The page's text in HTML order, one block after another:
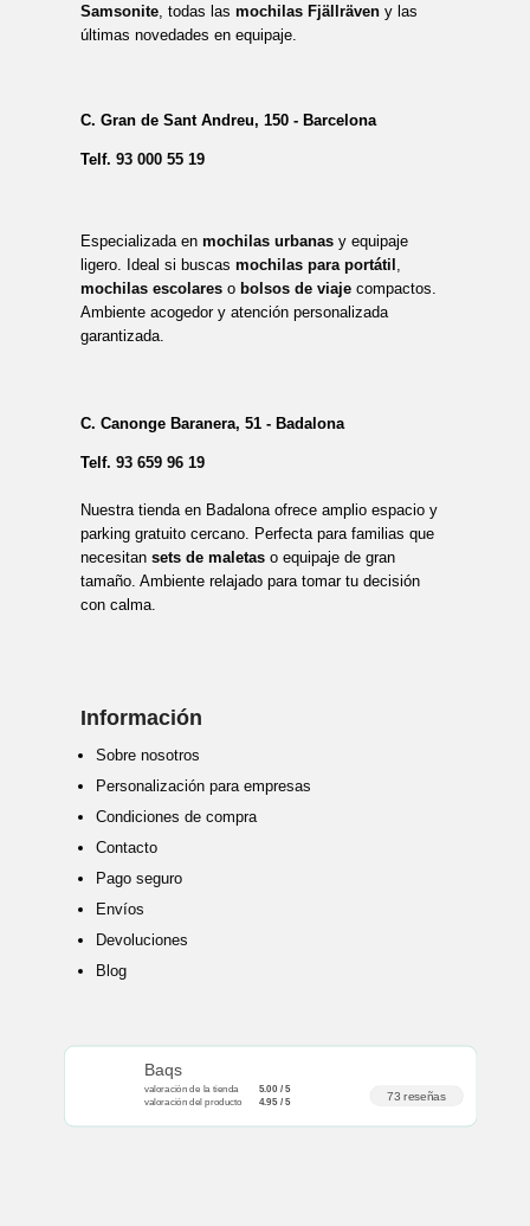
Samsonite, todas las mochilas Fjällräveny las
últimas novedades en equipaje.
C. Gran de Sant Andreu, 150 - Barcelona
Telf. 93 000 55 19
Especializada en mochilas urbanasy equipaje
ligero. Ideal si buscas mochilas para portátil
mochilas escolareso bolsos de viajecompactos.
Ambiente acogedor y atención personalizada
garantizada.
C. Canonge Baranera, 51 - Badalona
Telf. 93 659 96 19
Nuestra tienda en Badalona ofrece amplio espacio y
parking gratuito cercano. Perfecta para familias que
necesitan sets de maletaso equipaje de gran
tamaño. Ambiente relajado para tomar tu decisión
con calma.
Información
Sobre nosotros
Personalización para empresas
Condiciones de compra
Contacto
Pago seguro
Envíos
Devoluciones
Blog
Baqs
valoración de la tienda 5.00 / 5
valoración del producto 4.95 / 5 73 reseñas